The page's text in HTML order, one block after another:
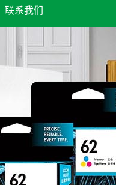
联系我们